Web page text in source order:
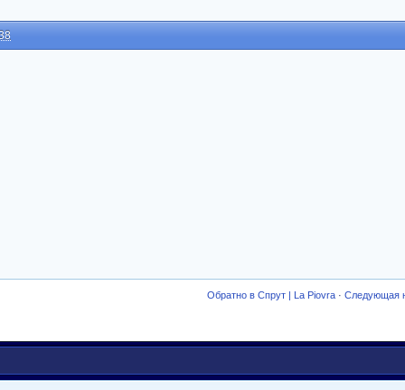
Обратно в Спрут | La Piovra · Следующая